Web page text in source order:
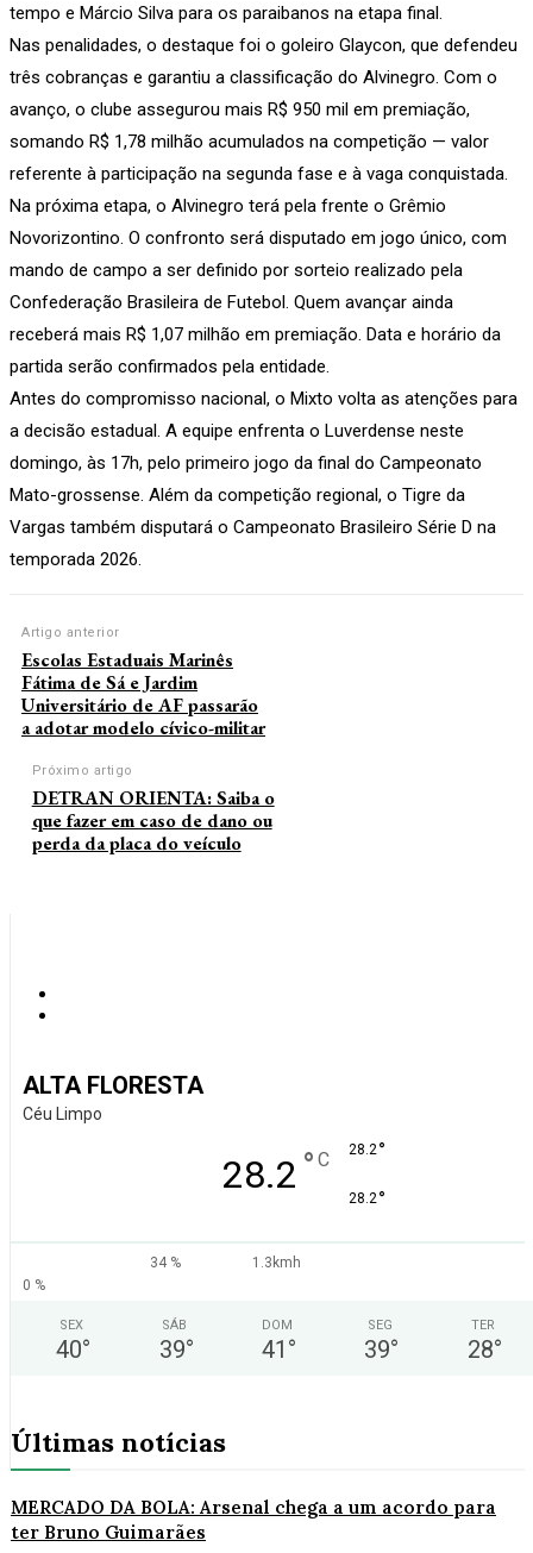
tempo e Márcio Silva para os paraibanos na etapa final.
Nas penalidades, o destaque foi o goleiro Glaycon, que defendeu
três cobranças e garantiu a classificação do Alvinegro. Com o
avanço, o clube assegurou mais R$ 950 mil em premiação,
somando R$ 1,78 milhão acumulados na competição — valor
referente à participação na segunda fase e à vaga conquistada.
Na próxima etapa, o Alvinegro terá pela frente o Grêmio
Novorizontino. O confronto será disputado em jogo único, com
mando de campo a ser definido por sorteio realizado pela
Confederação Brasileira de Futebol. Quem avançar ainda
receberá mais R$ 1,07 milhão em premiação. Data e horário da
partida serão confirmados pela entidade.
Antes do compromisso nacional, o Mixto volta as atenções para
a decisão estadual. A equipe enfrenta o Luverdense neste
domingo, às 17h, pelo primeiro jogo da final do Campeonato
Mato-grossense. Além da competição regional, o Tigre da
Vargas também disputará o Campeonato Brasileiro Série D na
temporada 2026.
Artigo anterior
Escolas Estaduais Marinês
Fátima de Sá e Jardim
Universitário de AF passarão
a adotar modelo cívico-militar
Próximo artigo
DETRAN ORIENTA: Saiba o
que fazer em caso de dano ou
perda da placa do veículo
ALTA FLORESTA
Céu Limpo
28.2 ° C 28.2°
28.2°
34 %
1.3kmh
0 %
SEX
40°
SÁB
39°
DOM
41 °
SEG
39°
TER
28°
Últimas notícias
MERCADO DA BOLA: Arsenal chega a um acordo para
ter Bruno Guimarães